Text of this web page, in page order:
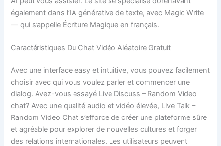
également dans l’IA générative de texte, avec Magic Write
— qui s’appelle Écriture Magique en français.
Caractéristiques Du Chat Vidéo Aléatoire Gratuit
Avec une interface easy et intuitive, vous pouvez facilement
choisir avec qui vous voulez parler et commencer une
dialog. Avez-vous essayé Live Discuss – Random Video
chat? Avec une qualité audio et vidéo élevée, Live Talk –
Random Video Chat s’efforce de créer une plateforme sûre
et agréable pour explorer de nouvelles cultures et forger
des relations internationales. Les utilisateurs peuvent